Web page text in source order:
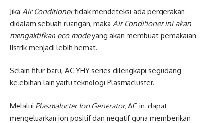
Jika Air Conditionertidak mendeteksi ada pergerakan
didalam sebuah ruangan, maka Air Conditioner ini akan
mengaktifkan eco modeyang akan membuat pemakaian
listrik menjadi lebih hemat.
Selain fitur baru, AC YHY series dilengkapi segudang
kelebihan lain yaitu teknologi Plasmacluster.
Melalui Plasmalucter Ion Generator, AC ini dapat
mengeluarkan ion positif dan negatif guna memberikan